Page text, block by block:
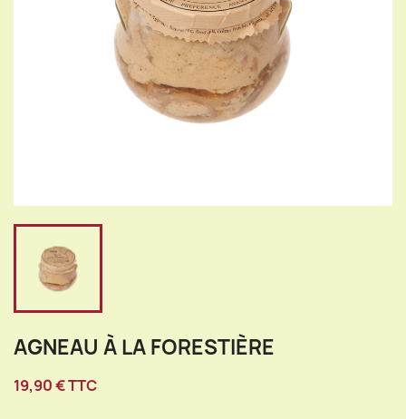
AGNEAU À LA FORESTIÈRE
19,90 € TTC